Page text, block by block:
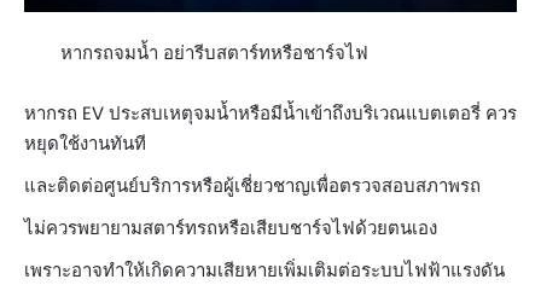
หากรถจมน้ำ อย่ารีบสตาร์ทหรือชาร์จไฟ
หากรถ EV ประสบเหตุจมน้ำหรือมีน้ำเข้าถึงบริเวณแบตเตอรี่ ควร
หยุดใช้งานทันที
และติดต่อศูนย์บริการหรือผู้เชี่ยวชาญเพื่อตรวจสอบสภาพรถ
ไม่ควรพยายามสตาร์ทรถหรือเสียบชาร์จไฟด้วยตนเอง
เพราะอาจทำให้เกิดความเสียหายเพิ่มเติมต่อระบบไฟฟ้าแรงดัน